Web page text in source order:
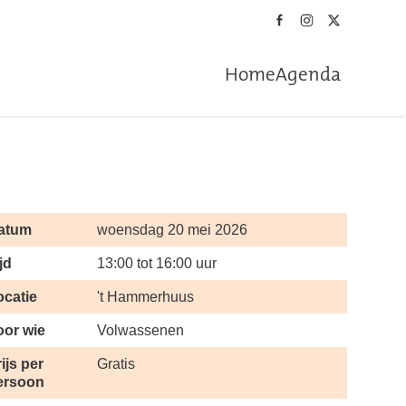
HomeAgenda
woensdag 20 mei 2026
13:00 tot 16:00 uur
't Hammerhuus
wie Volwassenen
per
Gratis